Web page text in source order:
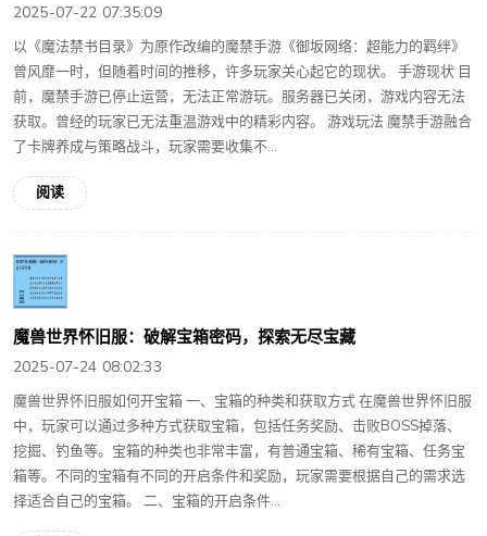
2025-07-22 07:35:09
以《魔法禁书目录》为原作改编的魔禁手游《御坂网络：超能力的羁绊》
曾风靡一时，但随着时间的推移，许多玩家关心起它的现状。 手游现状 目
前，魔禁手游已停止运营，无法正常游玩。服务器已关闭，游戏内容无法
获取。曾经的玩家已无法重温游戏中的精彩内容。 游戏玩法 魔禁手游融合
了卡牌养成与策略战斗，玩家需要收集不...
阅读
魔兽世界怀旧服：破解宝箱密码，探索无尽宝藏
2025-07-24 08:02:33
魔兽世界怀旧服如何开宝箱 一、宝箱的种类和获取方式 在魔兽世界怀旧服
中，玩家可以通过多种方式获取宝箱，包括任务奖励、击败BOSS掉落、
挖掘、钓鱼等。宝箱的种类也非常丰富，有普通宝箱、稀有宝箱、任务宝
箱等。不同的宝箱有不同的开启条件和奖励，玩家需要根据自己的需求选
择适合自己的宝箱。 二、宝箱的开启条件...